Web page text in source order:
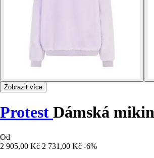
Zobrazit více
Protest Dámská
Od
2 905,00 Kč 2 731,00 Kč -6%